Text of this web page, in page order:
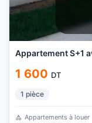
Appartement S+1
1 600 DT
1 pièce
Appartements à louer